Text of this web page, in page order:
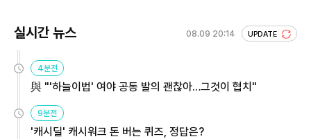
실시간 뉴스 08.09 20:14 UPDATE
4분전
與 "'하늘이법' 여야 공동 발의 괜찮아…그것이 협치"
9분전
'캐시딜' 캐시워크 돈 버는 퀴즈, 정답은?